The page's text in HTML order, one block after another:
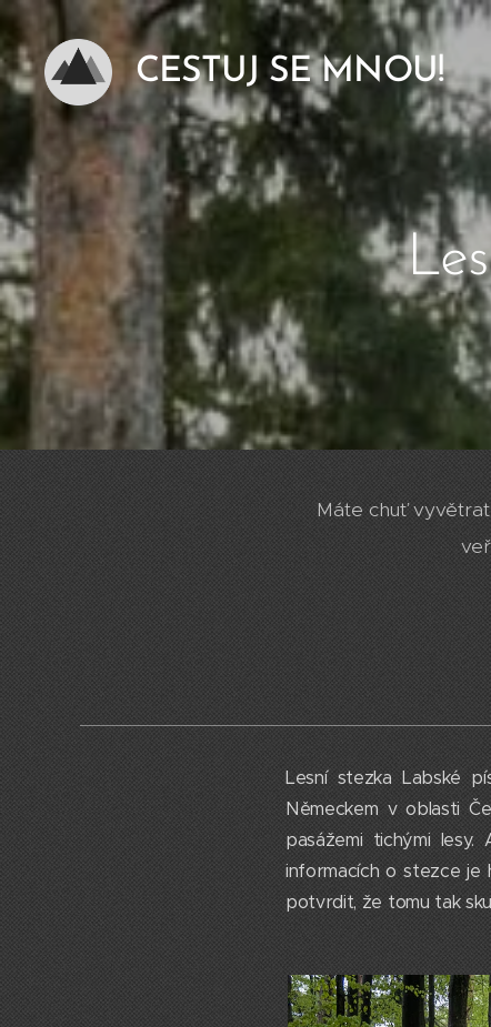
CESTUJ SE MNOU!
Máte chuť
Lesní stezka Labské
Německem v oblasti
pasážemi tichými
informacích o stezce je
potvrdit, že tomu tak